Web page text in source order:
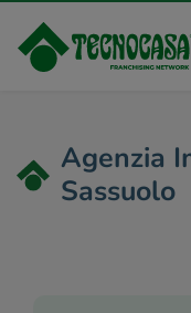
Agenzia
Sassuolo